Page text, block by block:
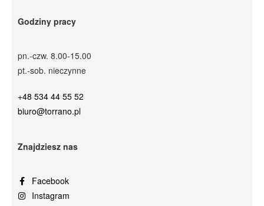
Godziny pracy
pn.-czw. 8.00-15.00
pt.-sob. nieczynne
+48 534 44 55 52
biuro@torrano.pl
Znajdziesz nas
Facebook
Instagram